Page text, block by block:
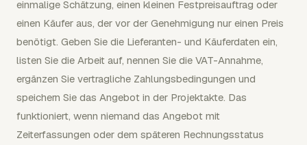
einmalige Schätzung, einen kleinen Festpreisauftrag oder
einen Käufer aus, der vor der Genehmigung nur einen Preis
benötigt. Geben Sie die Lieferanten- und Käuferdaten ein,
listen Sie die Arbeit auf, nennen Sie die VAT-Annahme,
ergänzen Sie vertragliche Zahlungsbedingungen und
speichern Sie das Angebot in der Projektakte. Das
funktioniert, wenn niemand das Angebot mit
Zeiterfassungen oder dem späteren Rechnungsstatus